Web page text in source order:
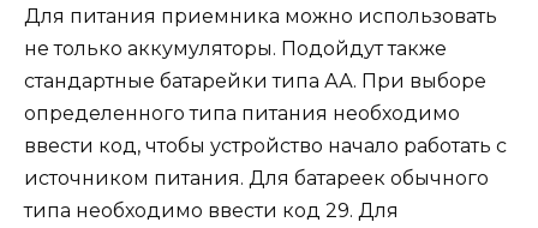
Для питания приемника можно использовать
не только аккумуляторы. Подойдут также
стандартные батарейки типа АА. При выборе
определенного типа питания необходимо
ввести код, чтобы устройство начало работать с
источником питания. Для батареек обычного
типа необходимо ввести код 29. Для